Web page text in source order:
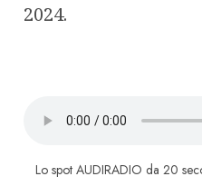
2024.
Lo spot AUDIRADIO da 20